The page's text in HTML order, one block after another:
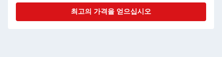
최고의 가격을 얻으십시오